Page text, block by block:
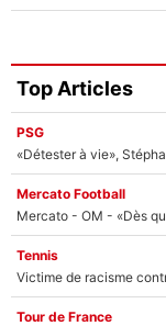
Top Articles
PSG
«Détester à vie»,
Mercato Football
Tennis
Tour de France